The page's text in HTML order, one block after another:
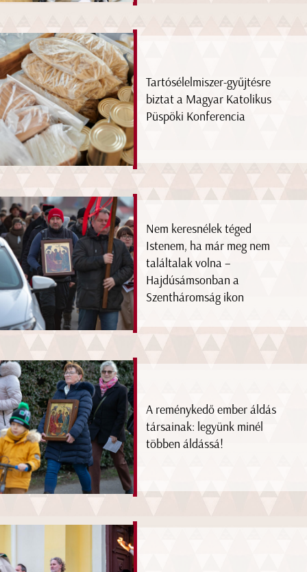
Tartósélelmiszer-gyűjtésre
biztat a Magyar Katolikus
Püspöki Konferencia
Nem keresnélek téged
Istenem, ha már meg nem
találtalak volna –
Hajdúsámsonban a
Szentháromság ikon
A reménykedő ember áldás
társainak: legyünk minél
többen áldássá!